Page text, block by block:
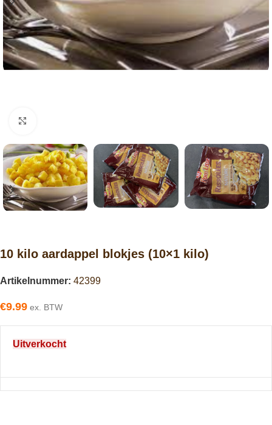
10 kilo aardappel blokjes (10×1 kilo)
Artikelnummer: 42399
€9.99 ex. BTW
Uitverkocht